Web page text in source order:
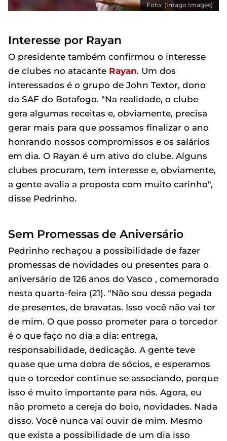
Foto: (Imago Images)
Interesse por Rayan
O presidente também confirmou o interesse
de clubes no atacante Rayan. Um dos
interessados é o grupo de John Textor, dono
da SAF do Botafogo. "Na realidade, o clube
gera algumas receitas e, obviamente, precisa
gerar mais para que possamos finalizar o ano
honrando nossos compromissos e os salários
em dia. O Rayan é um ativo do clube. Alguns
clubes procuram, tem interesse e, obviamente,
a gente avalia a proposta com muito carinho",
disse Pedrinho.
Sem Promessas de Aniversário
Pedrinho rechaçou a possibilidade de fazer
promessas de novidades ou presentes para o
aniversário de 126 anos do Vasco , comemorado
nesta quarta-feira (21). "Não sou dessa pegada
de presentes, de bravatas. Isso você não vai ter
de mim. O que posso prometer para o torcedor
é o que faço no dia a dia: entrega,
responsabilidade, dedicação. A gente teve
quase que uma dobra de sócios, e esperamos
que o torcedor continue se associando, porque
isso é muito importante para nós. Agora, eu
não prometo a cereja do bolo, novidades. Nada
disso. Você nunca vai ouvir de mim. Mesmo
que exista a possibilidade de um dia isso